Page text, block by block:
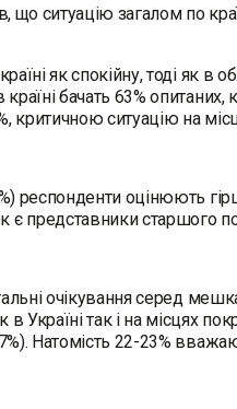
що ситуацію загалом по
як спокійну, тоді як в
бачать 63%
критичною ситуацію на
респонденти оцінюють
представники старшого
очікування серед
Україні так і на місцях
Натомість 22-23%